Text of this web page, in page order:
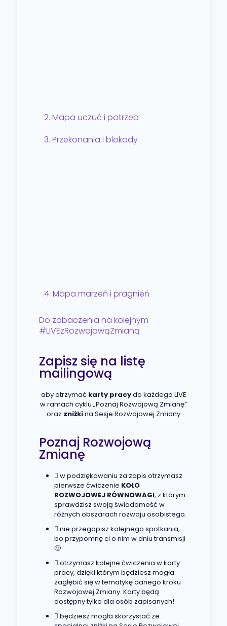
2. Mapa uczuć i potrzeb
3. Przekonania i blokady
4. Mapa marzeń i pragnień
Do zobaczenia na kolejnym
#LIVEzRozwojowąZmianą
Zapisz się na listę
mailingową
aby otrzymać karty pracydo każdego LIVE
w ramach cyklu „Poznaj Rozwojową Zmianę”
oraz zniżkina Sesje Rozwojowej Zmiany
Poznaj Rozwojową
Zmianę
w podziękowaniu za zapis otrzymasz
pierwsze ćwiczenie KOŁO
ROZWOJOWEJ RÓWNOWAGI, z którym
sprawdzisz swoją świadomość w
różnych obszarach rozwoju osobistego.
nie przegapisz kolejnego spotkania,
bo przypomnę ci o nim w dniu transmisji
🙂
otrzymasz kolejne ćwiczenia w karty
pracy, dzięki którym będziesz mogła
zagłębić się w tematykę danego kroku
Rozwojowej Zmiany. Karty będą
dostępny tylko dla osób zapisanych!
będziesz mogła skorzystać ze